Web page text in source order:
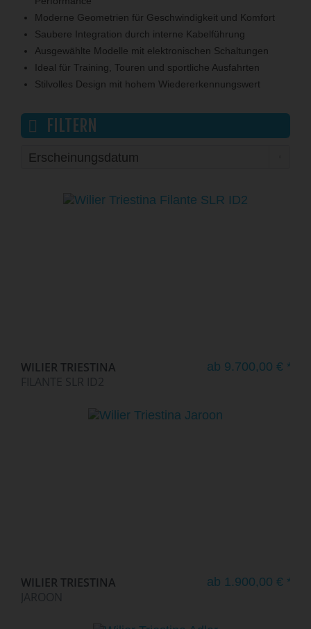
Moderne Geometrien für Geschwindigkeit und Komfort
Saubere Integration durch interne Kabelführung
Ausgewählte Modelle mit elektronischen Schaltungen
Ideal für Training, Touren und sportliche Ausfahrten
Stilvolles Design mit hohem Wiedererkennungswert
FILTERN
WILIER TRIESTINA
FILANTE SLR ID2
ab 9.700,00 € *
WILIER TRIESTINA
JAROON
ab 1.900,00 € *